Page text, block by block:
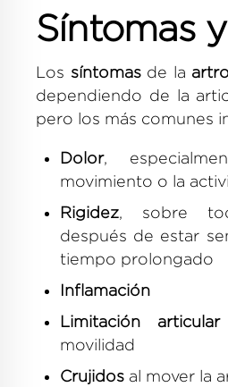
Síntomas
Los síntomasde la
dependiendo de la
pero los más comunes
Dolor,
movimiento o la
Rigidez, sobre
después de estar
tiempo prolongado
Inflamación
Limitación articular
movilidad
Crujidosal mover la